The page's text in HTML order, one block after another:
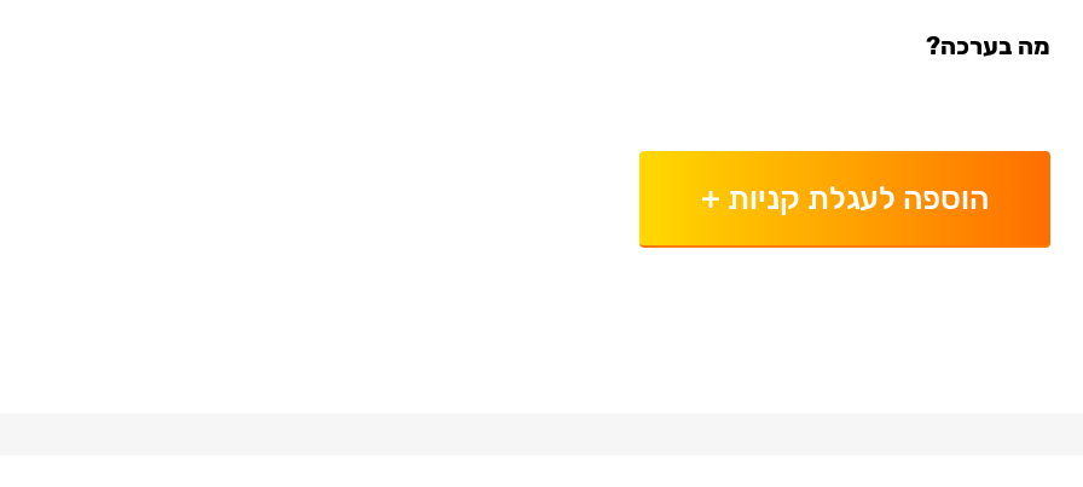
מה בערכה?
הוספה לעגלת קניות +